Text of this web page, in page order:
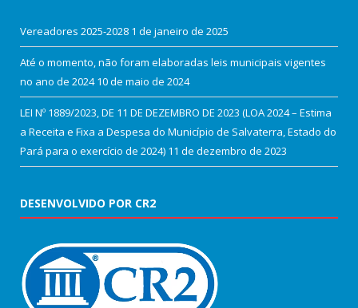
Vereadores 2025-2028 1 de janeiro de 2025
Até o momento, não foram elaboradas leis municipais vigentes
no ano de 2024 10 de maio de 2024
LEI Nº 1889/2023, DE 11 DE DEZEMBRO DE 2023 (LOA 2024 – Estima
a Receita e Fixa a Despesa do Município de Salvaterra, Estado do
Pará para o exercício de 2024) 11 de dezembro de 2023
DESENVOLVIDO POR CR2